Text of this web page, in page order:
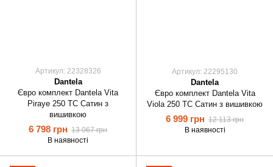
Артикул: 22328326
Dantela
Євро комплект Dantela Vita
Piraye 250 ТС Сатин з
вишивкою
6 798 грн 13 067 грн
В наявності
Артикул: 22295130
Dantela
Євро комплект Dantela Vita
Viola 250 ТС Сатин з вишивкою
6 999 грн 12 113 грн
В наявності